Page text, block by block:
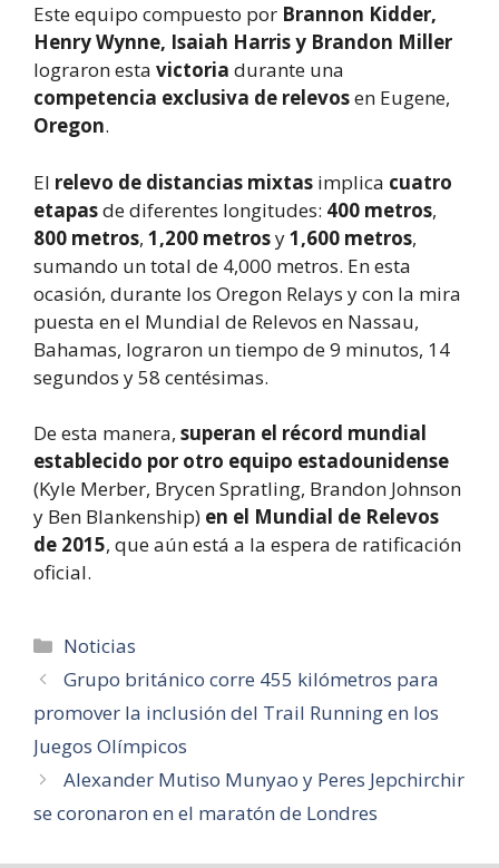
Este equipo compuesto por Brannon Kidder,
Henry Wynne, Isaiah Harris y Brandon Miller
lograron esta victoria durante una
competencia exclusiva de relevosen Eugene,
Oregon.
El relevo de distancias mixtas implica cuatro
etapasde diferentes longitudes: 400 metros,
800 metros, 1,200 metrosy1,600 metros,
sumando un total de 4,000 metros. En esta
ocasión, durante los Oregon Relays y con la mira
puesta en el Mundial de Relevos en Nassau,
Bahamas, lograron un tiempo de 9 minutos, 14
segundos y 58 centésimas.
De esta manera, superan el récord mundial
establecido por otro equipo estadounidense
(Kyle Merber, Brycen Spratling, Brandon Johnson
y Ben Blankenship) en el Mundial de Relevos
de 2015, que aún está a la espera de ratificación
oficial.
Categorías
Noticias
Grupo británico corre 455 kilómetros para
promover la inclusión del Trail Running en los
Juegos Olímpicos
Alexander Mutiso Munyao y Peres Jepchirchir
se coronaron en el maratón de Londres